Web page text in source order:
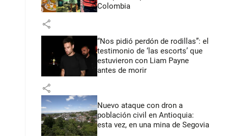
Colombia
share
“Nos pidió perdón de rodillas”: el
testimonio de ‘las escorts’ que
estuvieron con Liam Payne
antes de morir
share
Nuevo ataque con dron a
población civil en Antioquia:
esta vez, en una mina de Segovia